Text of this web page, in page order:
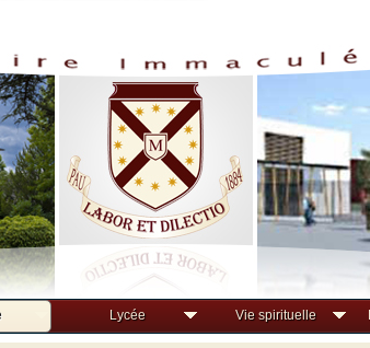
Lycée Vie spirituelle